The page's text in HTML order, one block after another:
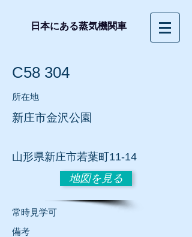
日本にある蒸気機関車
C58 304
所在地
新庄市金沢公園
​山形県新庄市若葉町11-14
地図を見る
常時見学可
​備考